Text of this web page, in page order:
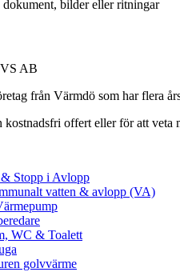
bilder eller ritningar
AB
från Värmdö som har flera
offert eller för att veta
Stopp i Avlopp
vatten & avlopp (VA)
WC & Toalett
golvvärme